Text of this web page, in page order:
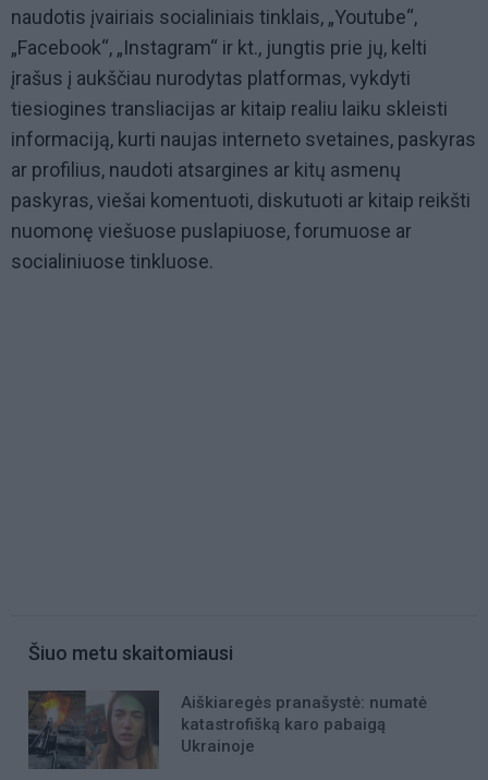
naudotis įvairiais socialiniais tinklais, „Youtube“,
„Facebook“, „Instagram“ ir kt., jungtis prie jų, kelti
įrašus į aukščiau nurodytas platformas, vykdyti
tiesiogines transliacijas ar kitaip realiu laiku skleisti
informaciją, kurti naujas interneto svetaines, paskyras
ar profilius, naudoti atsargines ar kitų asmenų
paskyras, viešai komentuoti, diskutuoti ar kitaip reikšti
nuomonę viešuose puslapiuose, forumuose ar
socialiniuose tinkluose.
Šiuo metu skaitomiausi
Aiškiaregės pranašystė: numatė
katastrofišką karo pabaigą
Ukrainoje